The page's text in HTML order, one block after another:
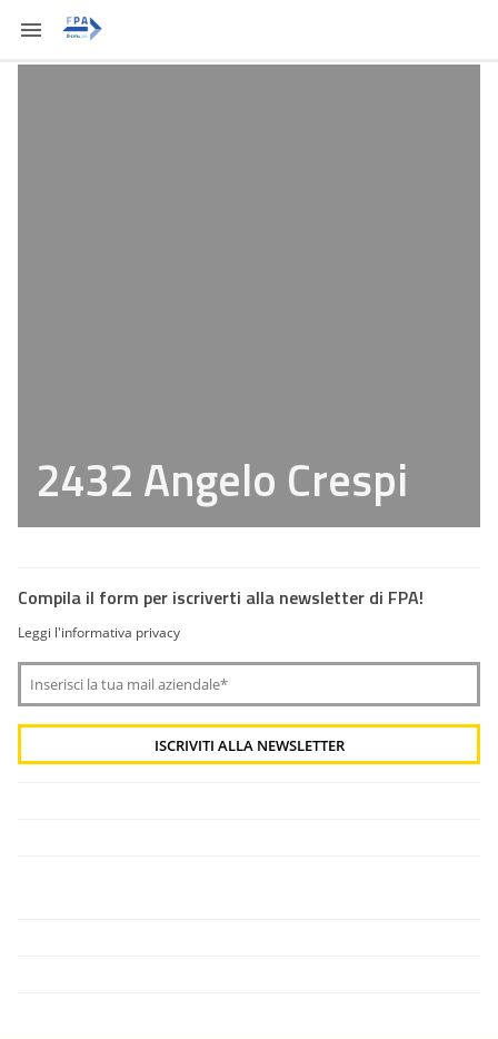
2432 Angelo Crespi
Compila il form per iscriverti alla newsletter di FPA!
Leggi l'informativa privacy